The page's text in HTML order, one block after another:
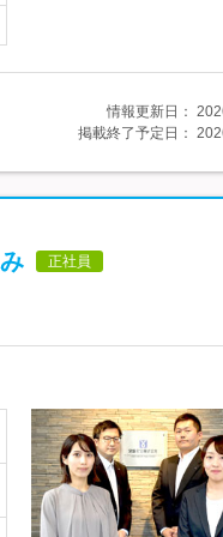
情報更新日：
掲載終了予定日：
正社員